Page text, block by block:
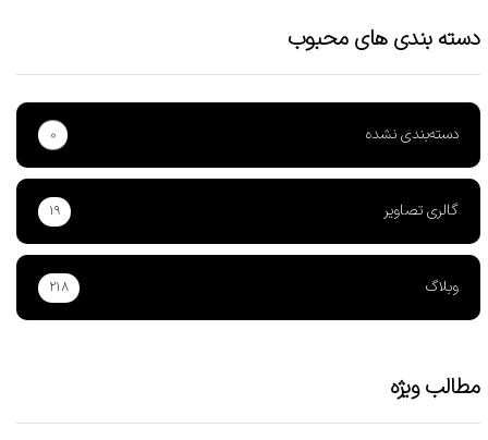
دسته بندی های محبوب
دسته‌بندی نشده
گالری تصاویر ۱۹
وبلاگ ۲۱۸
مطالب ویژه